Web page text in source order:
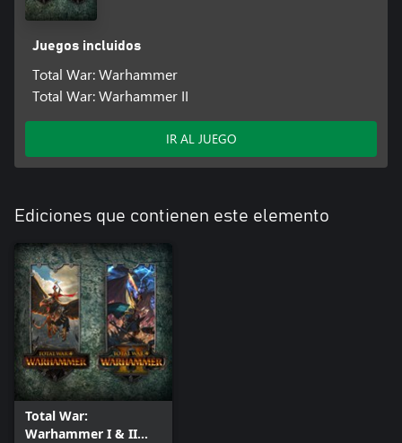
Juegos incluidos
Total War: Warhammer
Total War: Warhammer II
IR AL JUEGO
Ediciones que contienen este elemento
Total War:
Warhammer I & II